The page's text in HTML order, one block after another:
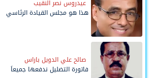
عيدروس نصر النقيب
هذا هو مجلس القيادة الرئاسي
صالح علي الدويل باراس
فاتورة التضليل ندفعها جميعاً